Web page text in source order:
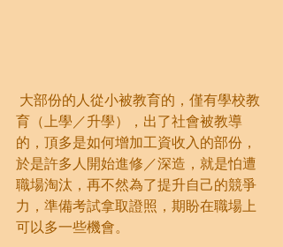
育（上學／升學），出了社會被教導
的，頂多是如何增加工資收入的部份，
於是許多人開始進修／深造，就是怕遭
職場淘汰，再不然為了提升自己的競爭
力，準備考試拿取證照，期盼在職場上
可以多一些機會。